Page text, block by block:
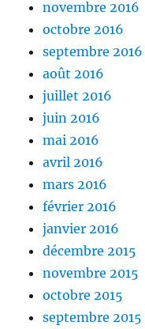
novembre 2016
octobre 2016
septembre 2016
août 2016
juillet 2016
juin 2016
mai 2016
avril 2016
mars 2016
février 2016
janvier 2016
décembre 2015
novembre 2015
octobre 2015
septembre 2015